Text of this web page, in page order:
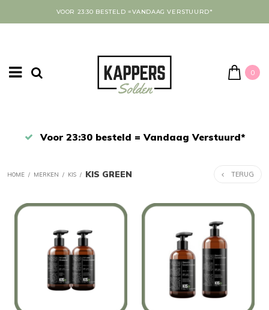
VOOR 23:30 BESTELD =VANDAAG VERSTUURD*
0
Voor 23:30 besteld = Vandaag Verstuurd*
HOME / MERKEN / KIS / KIS GREEN TERUG